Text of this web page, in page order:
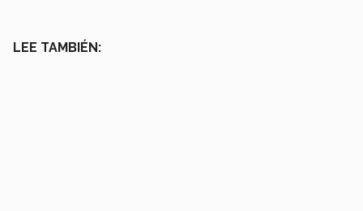
LEE TAMBIÉN: